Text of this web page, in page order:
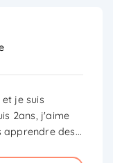
je suis
2ans, j'aime
apprendre des...